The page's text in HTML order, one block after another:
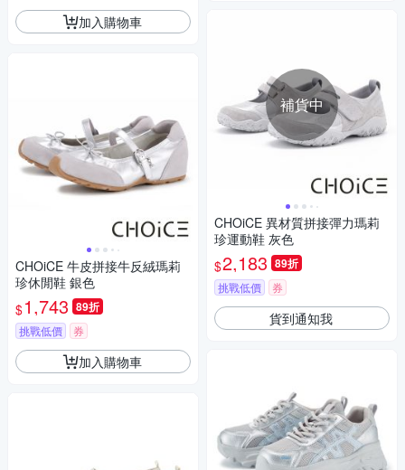
加入購物車
CHOiCE 牛皮拼接牛反絨瑪莉
珍休閒鞋 銀色
$1,743 89折
挑戰低價 券
加入購物車
補貨中
CHOiCE 異材質拼接彈力瑪莉
珍運動鞋 灰色
$2,183 89折
挑戰低價 券
貨到通知我